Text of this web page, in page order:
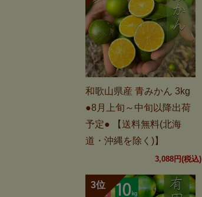
和歌山県産 青みかん 3kg
●8月上旬～中旬以降出荷
予定● 【送料無料(北海
道・沖縄を除く)】
3,088円(税込)